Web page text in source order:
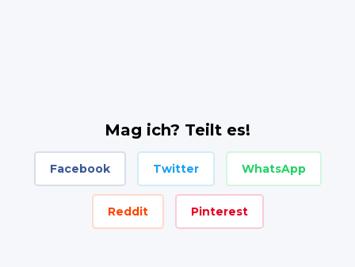
Mag ich? Teilt es!
Facebook Twitter WhatsApp
Reddit Pinterest